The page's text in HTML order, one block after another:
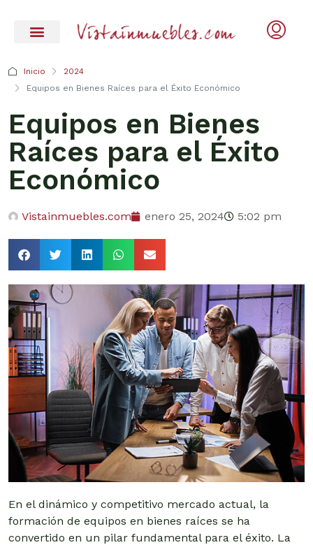
Inicio
2024
Equipos en Bienes Raíces para el Éxito Económico
Equipos en Bienes
Raíces para el Éxito
Económico
Vistainmuebles.com enero 25, 2024 5:02 pm
En el dinámico y competitivo mercado actual, la
formación de equipos en bienes raíces se ha
convertido en un pilar fundamental para el éxito. La